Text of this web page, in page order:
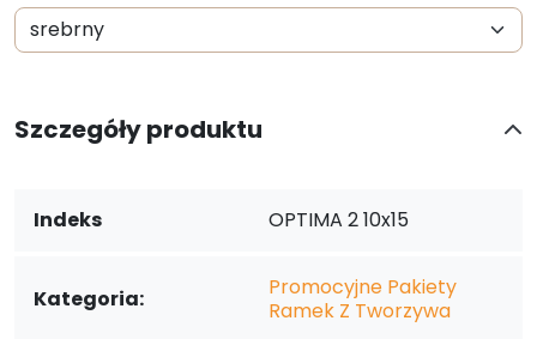
Szczegóły produktu
Indeks OPTIMA 2 10x15
Kategoria:
Promocyjne Pakiety
Ramek Z Tworzywa